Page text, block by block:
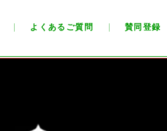
よくあるご質問 賛同登録